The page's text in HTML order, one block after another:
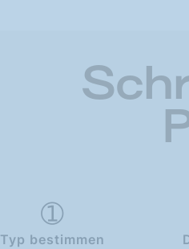
Typ bestimmen